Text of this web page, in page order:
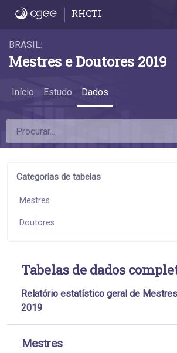
Dados RHCTI
BRASIL:
Mestres e Doutores 2019
Início Estudo Dados
Categorias de tabelas
Mestres
Doutores
Tabelas de dados
Relatório estatístico geral de
2019
Mestres